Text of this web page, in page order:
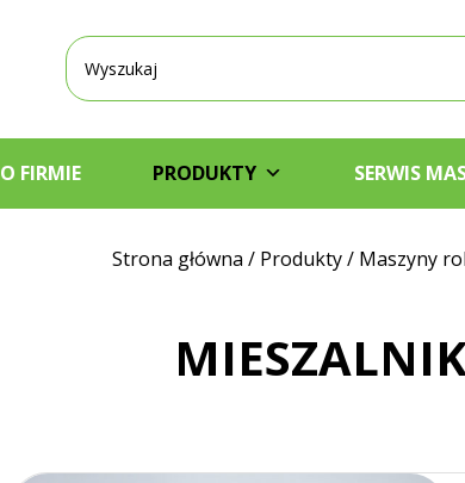
Wyszukiwarka
produktów
O FIRMIE PRODUKTY SERWIS
Strona główna / Produkty/ Maszyny